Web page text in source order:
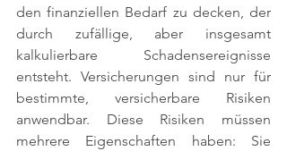
den finanziellen Bedarf zu decken, der
durch zufällige, aber insgesamt
kalkulierbare Schadensereignisse
entsteht. Versicherungen sind nur für
bestimmte, versicherbare Risiken
anwendbar. Diese Risiken müssen
mehrere Eigenschaften haben: Sie